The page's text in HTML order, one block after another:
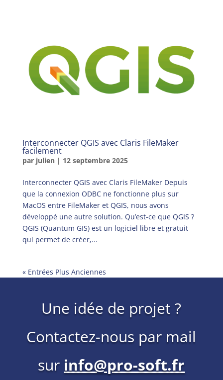
Interconnecter QGIS avec Claris FileMaker
facilement
par julien| 12 septembre 2025
Interconnecter QGIS avec Claris FileMaker Depuis
que la connexion ODBC ne fonctionne plus sur
MacOS entre FileMaker et QGIS, nous avons
développé une autre solution. Qu’est-ce que QGIS ?
QGIS (Quantum GIS) est un logiciel libre et gratuit
qui permet de créer,...
« Entrées Plus Anciennes
Une idée de projet ?
Contactez-nous par mail
sur info@pro-soft.fr